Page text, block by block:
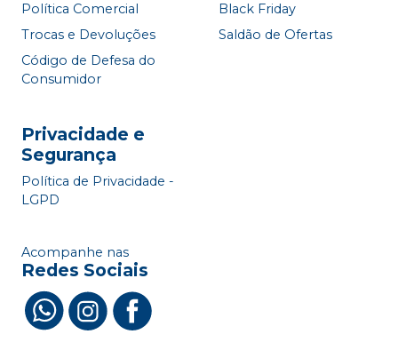
Política Comercial
Trocas e Devoluções
Código de Defesa do
Consumidor
Black Friday
Saldão de Ofertas
Privacidade e
Segurança
Política de Privacidade -
LGPD
Acompanhe nas
Redes Sociais